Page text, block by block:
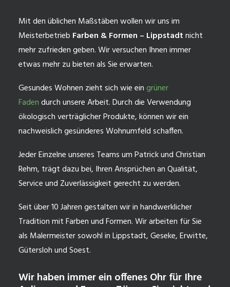
Mit den üblichen Maßstäben wollen wir uns im
Meisterbetrieb Farben & Formen – Lippstadtnicht
mehr zufrieden geben. Wir versuchen Ihnen immer
etwas mehr zu bieten als Sie erwarten.
Gesundes Wohnen zieht sich wie eingrüner
Fadendurch unsere Arbeit. Durch die Verwendung
ökologisch verträglicher Produkte, können wir ein
nachweislich gesünderes Wohnumfeld schaffen.
Jeder Einzelne unseres Teams um Patrick und Christian
Rehm, trägt dazu bei, Ihren Ansprüchen an Qualität,
Service und Zuverlässigkeit gerecht zu werden.
Seit über 10 Jahren gestalten wir in handwerklicher
Tradition mit Farben und Formen. Wir arbeiten für Sie
als Malermeister sowohl in Lippstadt, Geseke, Erwitte,
Gütersloh und Soest.
Wir haben immer ein offenes Ohr für Ihre